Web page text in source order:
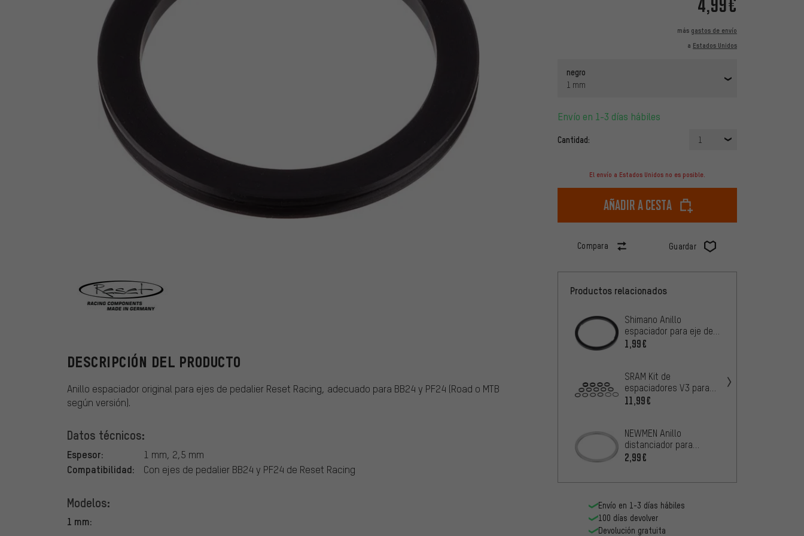
más gastos de envío
a Estados Unidos
negro
1 mm
Envío en 1-3 días hábiles
Cantidad: 1
El envío a Estados Unidos no es posible.
Añadir a cesta
Compara Guardar
DESCRIPCIÓN DEL PRODUCTO
Anillo espaciador original para ejes de pedalier Reset Racing, adecuado para BB24 y PF24 (Road o MTB
según versión).
Datos técnicos:
Espesor: 1 mm, 2,5 mm
Compatibilidad: Con ejes de pedalier BB24 y PF24 de Reset Racing
Modelos:
1 mm:
Productos relacionados
Shimano Anillo
espaciador para eje de
pedalier Hollowtech II
1,99€
SRAM Kit de
espaciadores V3 para
ejes de pedalier DUB
11,99€
NEWMEN Anillo
distanciador para
cassettes de 10
2,99€
Envío en 1-3 días hábiles
100 días devolver
Devolución gratuita